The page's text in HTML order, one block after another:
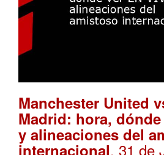
Manchester United
Madrid: hora, dónde
y alineaciones del
internacional. 31 de